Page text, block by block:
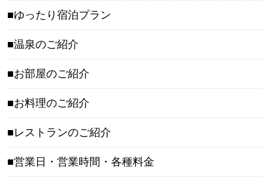
ゆったり宿泊プラン
温泉のご紹介
お部屋のご紹介
お料理のご紹介
レストランのご紹介
営業日・営業時間・各種料金